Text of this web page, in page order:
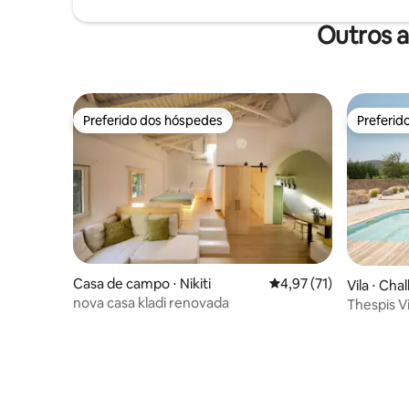
Outros
Preferido dos hóspedes
Preferido dos hóspedes
Casa de campo ⋅ Nikiti 4,97 de uma
4,97 (71)
nova casa kladi renovada
Vila ⋅
Thespis